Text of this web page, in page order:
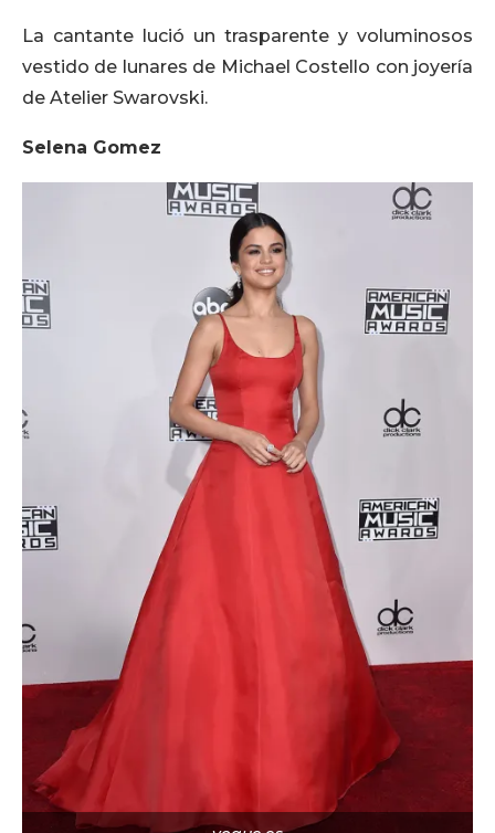
La cantante lució un trasparente y voluminosos
vestido de lunares de Michael Costello con joyería
de Atelier Swarovski.
Selena Gomez